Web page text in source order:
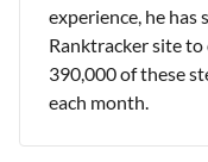
experience, he has
Ranktracker site
390,000 of these
each month.